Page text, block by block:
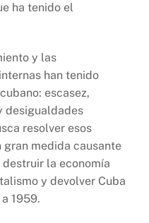
ha tenido el
y las
han tenido
escasez,
desigualdades
resolver esos
gran medida causante
la economía
y devolver Cuba
1959.